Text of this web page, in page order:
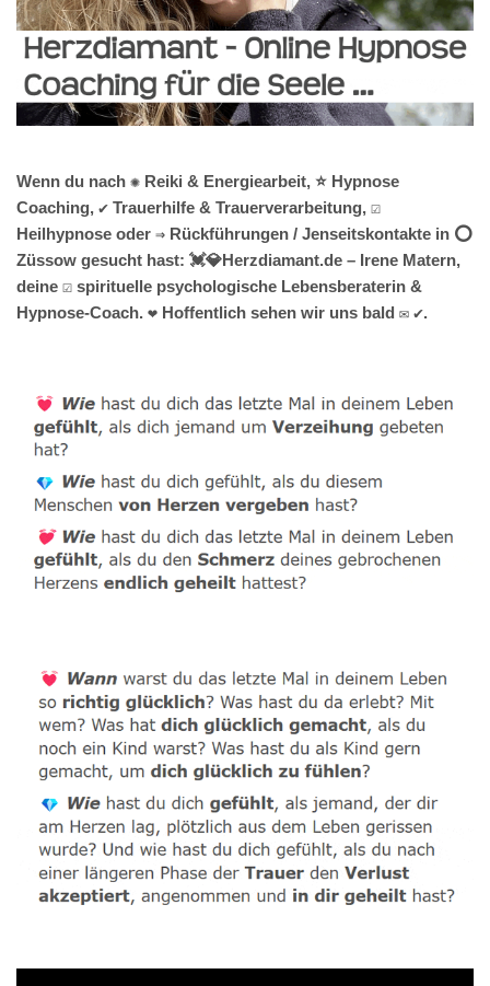
Wenn du nach ✺ Reiki & Energiearbeit, ⭐ Hypnose
Coaching, ✔️ Trauerhilfe & Trauerverarbeitung, ☑️
Heilhypnose oder ⇒ Rückführungen / Jenseitskontakte in ⭕
Züssow gesucht hast: 💓️💎Herzdiamant.de – Irene Matern,
deine ☑️ spirituelle psychologische Lebensberaterin &
Hypnose-Coach. ❤ Hoffentlich sehen wir uns bald ✉ ✔.